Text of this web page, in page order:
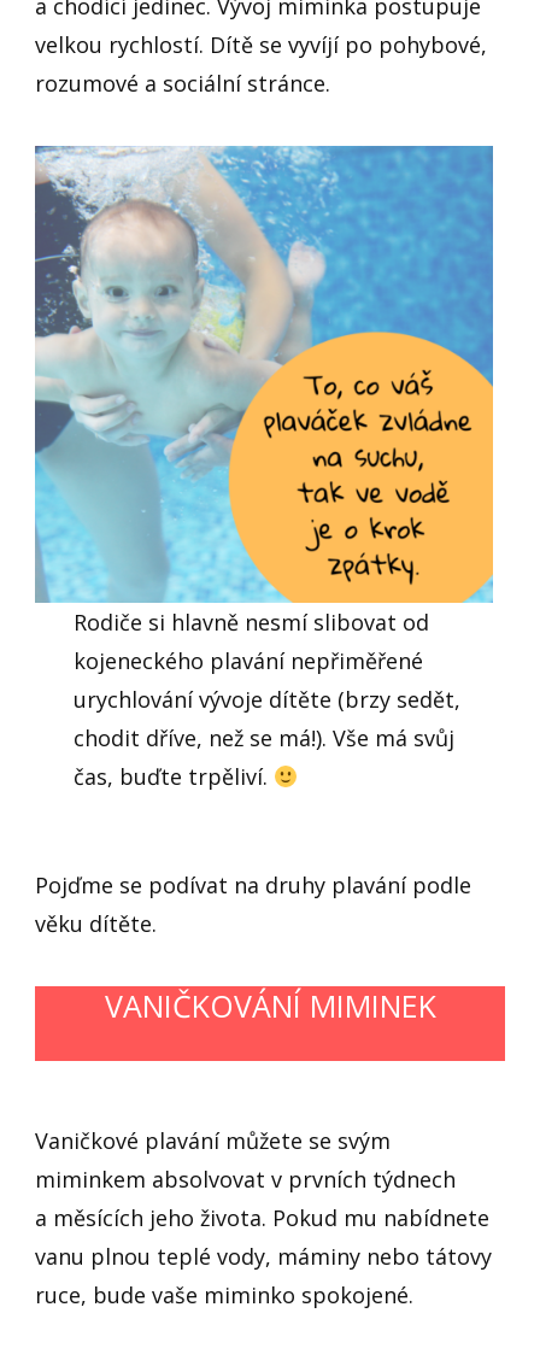
velkou rychlostí. Dítě se vyvíjí po pohybové,
rozumové a sociální stránce.
Rodiče si hlavně nesmí slibovat od
kojeneckého plavání nepřiměřené
urychlování vývoje dítěte (brzy sedět,
chodit dříve, než se má!). Vše má svůj
čas, buďte trpěliví.
Pojďme se podívat na druhy plavání podle
věku dítěte.
VANIČKOVÁNÍ MIMINEK
Vaničkové plavání můžete se svým
miminkem absolvovat v prvních týdnech
a měsících jeho života. Pokud mu nabídnete
vanu plnou teplé vody, máminy nebo tátovy
ruce, bude vaše miminko spokojené.